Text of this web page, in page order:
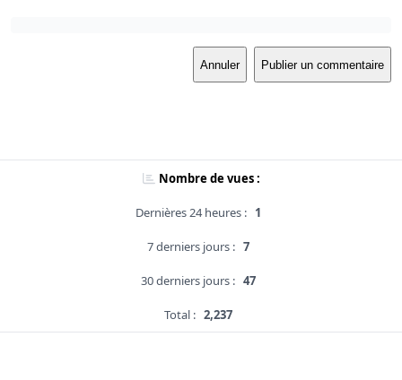
Annuler Publier un commentaire
Nombre de vues :
Dernières 24 heures : 1
7 derniers jours : 7
30 derniers jours : 47
Total : 2,237